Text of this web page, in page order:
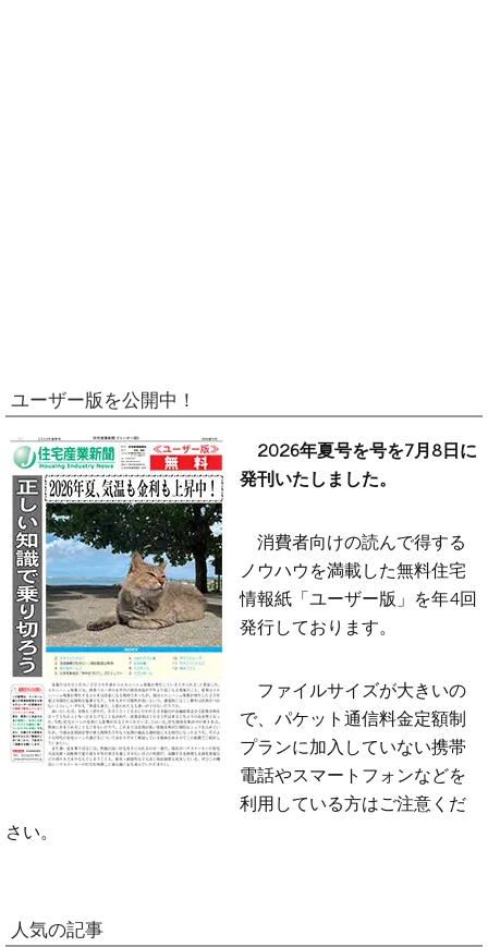
ユーザー版を公開中！
2026年夏号を号を7月8日に
発刊いたしました。
消費者向けの読んで得する
ノウハウを満載した無料住宅
情報紙「ユーザー版」を年4回
発行しております。
ファイルサイズが大きいの
で、パケット通信料金定額制
プランに加入していない携帯
電話やスマートフォンなどを
利用している方はご注意くだ
さい。
人気の記事